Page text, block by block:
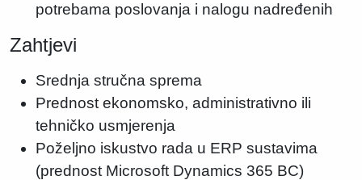
potrebama poslovanja i nalogu nadređenih
Zahtjevi
Srednja stručna sprema
Prednost ekonomsko, administrativno ili
tehničko usmjerenja
Poželjno iskustvo rada u ERP sustavima
(prednost Microsoft Dynamics 365 BC)